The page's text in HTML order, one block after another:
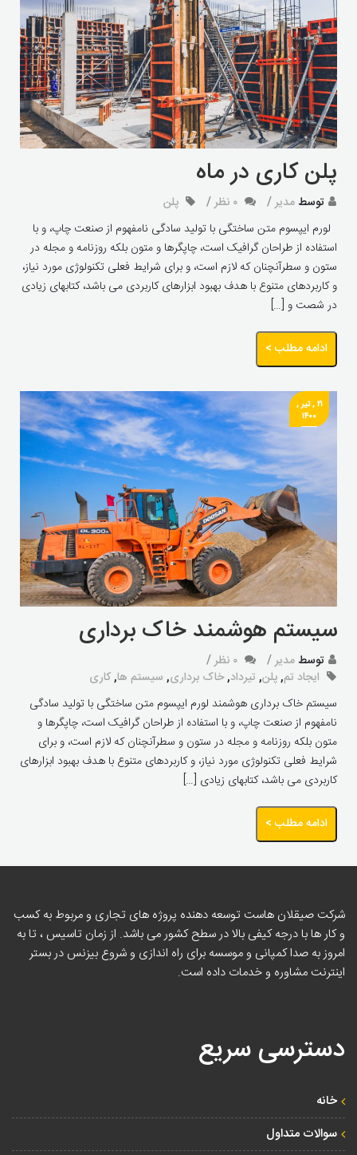
پلن کاری در ماه
توسطمدیر ۰ نظر
پلن
لورم ایپسوم متن ساختگی با تولید سادگی نامفهوم از صنعت چاپ، و با
استفاده از طراحان گرافیک است، چاپگرها و متون بلکه روزنامه و مجله در
ستون و سطرآنچنان که لازم است، و برای شرایط فعلی تکنولوژی مورد نیاز،
و کاربردهای متنوع با هدف بهبود ابزارهای کاربردی می باشد، کتابهای زیادی
در شصت و […]
ادامه مطلب >
سیستم هوشمند خاک برداری
۲۱ , تیر ,
۱۴۰۰
توسطمدیر
۰ نظر
ایجاد تم,پلن, تیرداد,خاک برداری, سیستم ها,کاری
سیستم خاک برداری هوشمند لورم ایپسوم متن ساختگی با تولید سادگی
نامفهوم از صنعت چاپ، و با استفاده از طراحان گرافیک است، چاپگرها و
متون بلکه روزنامه و مجله در ستون و سطرآنچنان که لازم است، و برای
شرایط فعلی تکنولوژی مورد نیاز، و کاربردهای متنوع با هدف بهبود ابزارهای
کاربردی می باشد، کتابهای زیادی […]
ادامه مطلب >
شرکت صیقلان هاست توسعه دهنده پروژه های تجاری و مربوط به کسب
و کار ها با درجه کیفی بالا در سطح کشور می باشد. از زمان تاسیس ، تا به
امروز به صدا کمپانی و موسسه برای راه اندازی و شروع بیزنس در بستر
اینترنت مشاوره و خدمات داده است.
دسترسی سریع
خانه
سوالات متداول